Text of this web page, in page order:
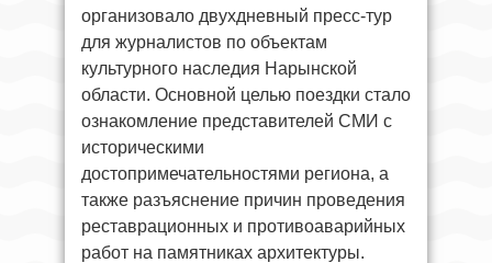
организовало двухдневный пресс-тур
для журналистов по объектам
культурного наследия Нарынской
области. Основной целью поездки стало
ознакомление представителей СМИ с
историческими
достопримечательностями региона, а
также разъяснение причин проведения
реставрационных и противоаварийных
работ на памятниках архитектуры.